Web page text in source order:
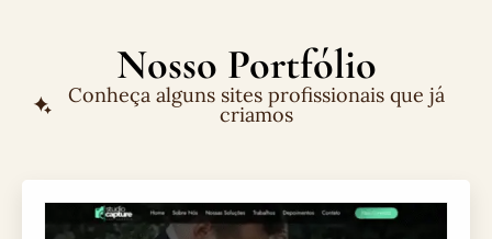
Nosso Portfólio
Conheça alguns sites profissionais que já
criamos